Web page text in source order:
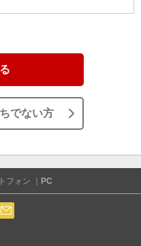
でない方
フォン ｜ PC